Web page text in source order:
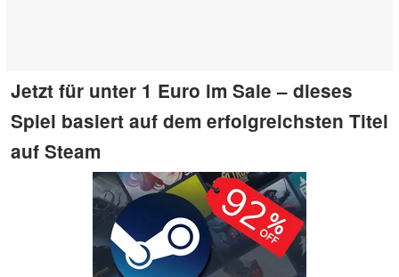
Jetzt für unter 1 Euro im Sale – dieses
Spiel basiert auf dem erfolgreichsten Titel
auf Steam